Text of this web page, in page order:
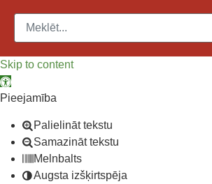
Skip to content
Open toolbar
Pieejamība
Palielināt tekstu
Samazināt tekstu
Melnbalts
Augsta izšķirtspēja